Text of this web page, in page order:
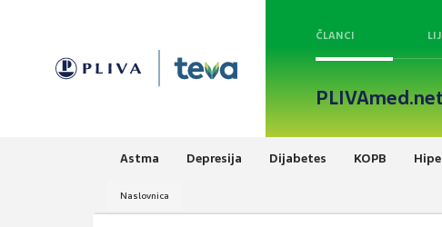
ČLANCI
Astma Depresija Dijabetes KOPB
Naslovnica